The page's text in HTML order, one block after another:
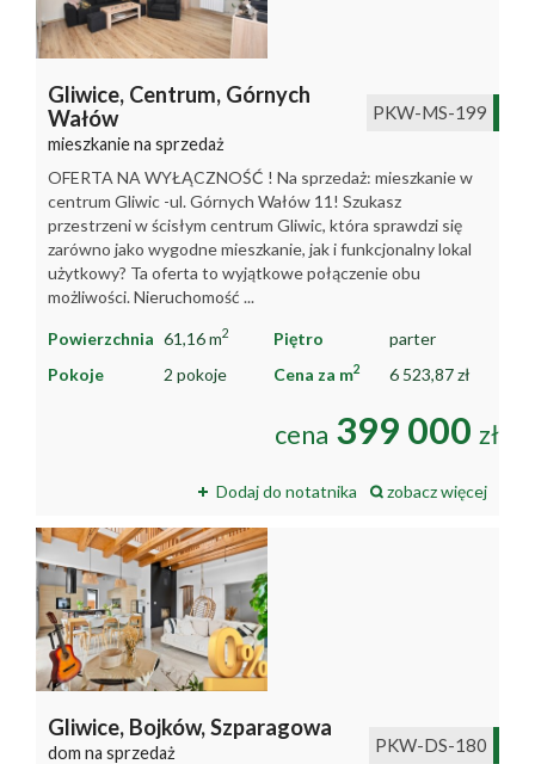
Gliwice, Centrum, Górnych
Wałów
mieszkanie na sprzedaż
PKW-MS-199
OFERTA NA WYŁĄCZNOŚĆ ! Na sprzedaż: mieszkanie w
centrum Gliwic -ul. Górnych Wałów 11! Szukasz
przestrzeni w ścisłym centrum Gliwic, która sprawdzi się
zarówno jako wygodne mieszkanie, jak i funkcjonalny lokal
użytkowy? Ta oferta to wyjątkowe połączenie obu
możliwości. Nieruchomość ...
Powierzchnia 61,16 m2 Piętro
parter
Pokoje
2 pokoje Cena za m2 6 523,87 zł
cena 399 000 zł
Dodaj do notatnika zobacz więcej
Gliwice, Bojków,Szparagowa
dom na sprzedaż PKW-DS-180